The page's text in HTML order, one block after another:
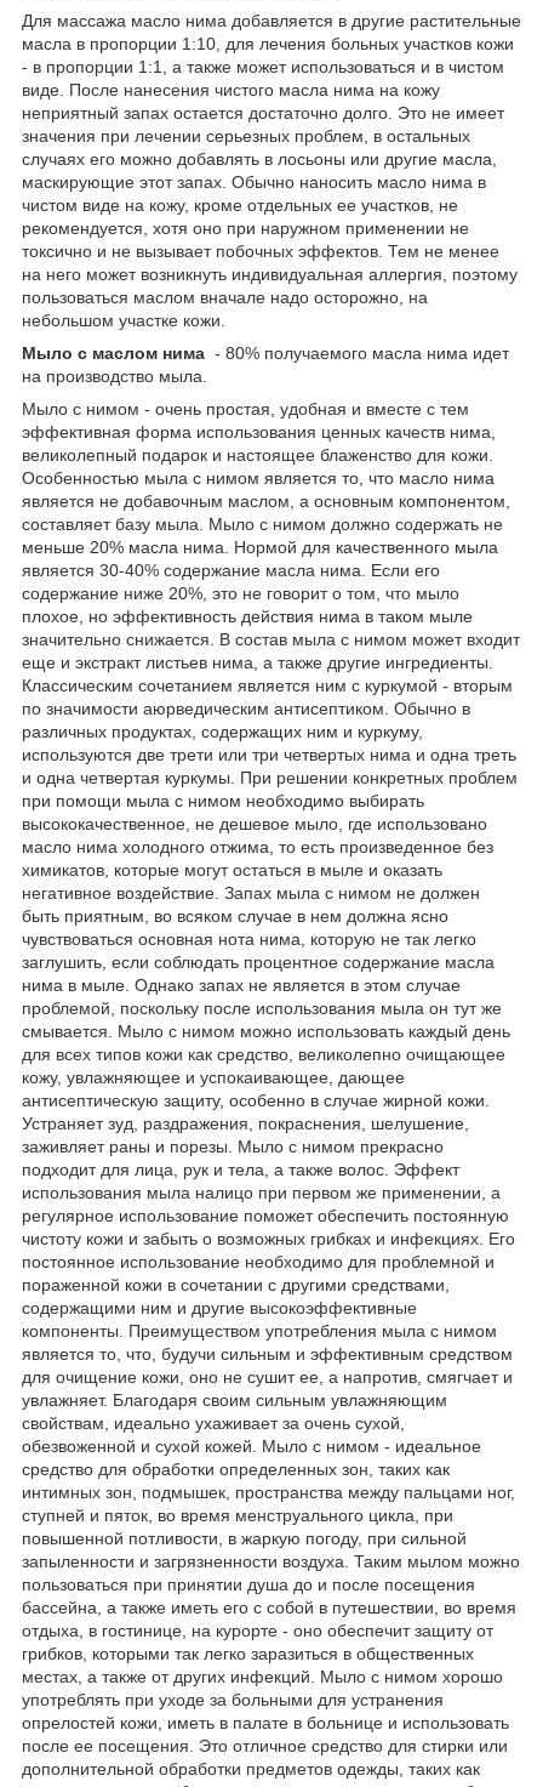
Для массажа масло нима добавляется в другие растительные
масла в пропорции 1:10, для лечения больных участков кожи
- в пропорции 1:1, а также может использоваться и в чистом
виде. После нанесения чистого масла нима на кожу
неприятный запах остается достаточно долго. Это не имеет
значения при лечении серьезных проблем, в остальных
случаях его можно добавлять в лосьоны или другие масла,
маскирующие этот запах. Обычно наносить масло нима в
чистом виде на кожу, кроме отдельных ее участков, не
рекомендуется, хотя оно при наружном применении не
токсично и не вызывает побочных эффектов. Тем не менее
на него может возникнуть индивидуальная аллергия, поэтому
пользоваться маслом вначале надо осторожно, на
небольшом участке кожи.
Мыло с маслом нима - 80% получаемого масла нима идет
на производство мыла.
Мыло с нимом - очень простая, удобная и вместе с тем
эффективная форма использования ценных качеств нима,
великолепный подарок и настоящее блаженство для кожи.
Особенностью мыла с нимом является то, что масло нима
является не добавочным маслом, а основным компонентом,
составляет базу мыла. Мыло с нимом должно содержать не
меньше 20% масла нима. Нормой для качественного мыла
является 30-40% содержание масла нима. Если его
содержание ниже 20%, это не говорит о том, что мыло
плохое, но эффективность действия нима в таком мыле
значительно снижается. В состав мыла с нимом может входит
еще и экстракт листьев нима, а также другие ингредиенты.
Классическим сочетанием является ним с куркумой - вторым
по значимости аюрведическим антисептиком. Обычно в
различных продуктах, содержащих ним и куркуму,
используются две трети или три четвертых нима и одна треть
и одна четвертая куркумы. При решении конкретных проблем
при помощи мыла с нимом необходимо выбирать
высококачественное, не дешевое мыло, где использовано
масло нима холодного отжима, то есть произведенное без
химикатов, которые могут остаться в мыле и оказать
негативное воздействие. Запах мыла с нимом не должен
быть приятным, во всяком случае в нем должна ясно
чувствоваться основная нота нима, которую не так легко
заглушить, если соблюдать процентное содержание масла
нима в мыле. Однако запах не является в этом случае
проблемой, поскольку после использования мыла он тут же
смывается. Мыло с нимом можно использовать каждый день
для всех типов кожи как средство, великолепно очищающее
кожу, увлажняющее и успокаивающее, дающее
антисептическую защиту, особенно в случае жирной кожи.
Устраняет зуд, раздражения, покраснения, шелушение,
заживляет раны и порезы. Мыло с нимом прекрасно
подходит для лица, рук и тела, а также волос. Эффект
использования мыла налицо при первом же применении, а
регулярное использование поможет обеспечить постоянную
чистоту кожи и забыть о возможных грибках и инфекциях. Его
постоянное использование необходимо для проблемной и
пораженной кожи в сочетании с другими средствами,
содержащими ним и другие высокоэффективные
компоненты. Преимуществом употребления мыла с нимом
является то, что, будучи сильным и эффективным средством
для очищение кожи, оно не сушит ее, а напротив, смягчает и
увлажняет. Благодаря своим сильным увлажняющим
свойствам, идеально ухаживает за очень сухой,
обезвоженной и сухой кожей. Мыло с нимом - идеальное
средство для обработки определенных зон, таких как
интимных зон, подмышек, пространства между пальцами ног,
ступней и пяток, во время менструального цикла, при
повышенной потливости, в жаркую погоду, при сильной
запыленности и загрязненности воздуха. Таким мылом можно
пользоваться при принятии душа до и после посещения
бассейна, а также иметь его с собой в путешествии, во время
отдыха, в гостинице, на курорте - оно обеспечит защиту от
грибков, которыми так легко заразиться в общественных
местах, а также от других инфекций. Мыло с нимом хорошо
употреблять при уходе за больными для устранения
опрелостей кожи, иметь в палате в больнице и использовать
после ее посещения. Это отличное средство для стирки или
дополнительной обработки предметов одежды, таких как